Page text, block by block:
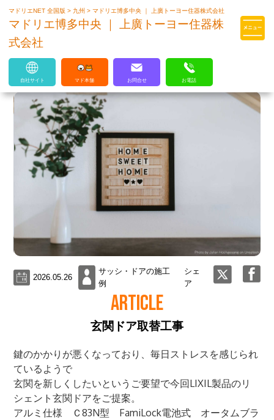
マドリエはLIXILの厳しい基準を
クリアした住まいのプロ集団です
マドリエNET 全国版> 九州>マドリエ博多中央 ｜ 上廣トーヨー住器株式会社
マドリエ博多中央 ｜ 上廣トーヨー住器株
式会社
自社サイト マド本舗 お問合せ お電話
2026.05.26
サッシ・ドアの施工
例
シェ
ア
ARTICLE
玄関ドア取替工事